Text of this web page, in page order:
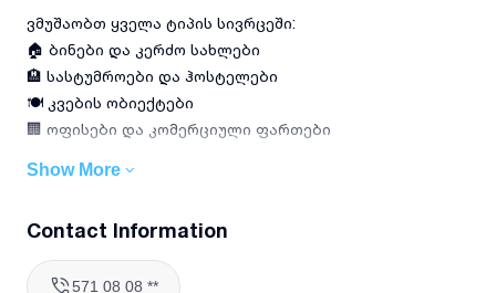
ვმუშაობთ ყველა ტიპის სივრცეში:
🏠 ბინები და კერძო სახლები
🏨 სასტუმროები და ჰოსტელები
🍽 კვების ობიექტები
🏢 ოფისები და კომერციული ფართები
✔ უსაფრთხო და ეფექტური პროცესი
✔ შედეგი, რომელსაც თვალითაც იგრძნობთ
დაგვიკავშირდით დღესვე და შექმენით სუფთა, დაცული
Show More
Contact Information
571 08 08 **